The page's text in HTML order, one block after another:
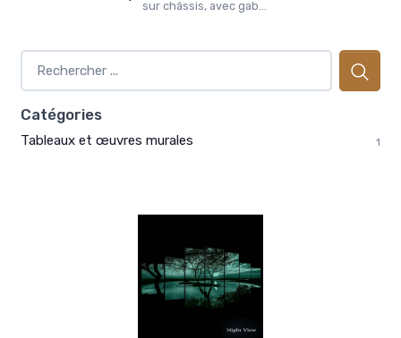
sur châssis, avec gab...
Catégories
Tableaux et œuvres murales 1